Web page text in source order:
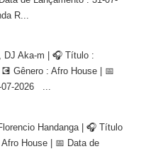
R...
DJ Aka-m | 🎧 Título :
Gênero : Afro House | 📅
07-2026 ...
Handanga | 🎧 Título
House | 📅 Data de